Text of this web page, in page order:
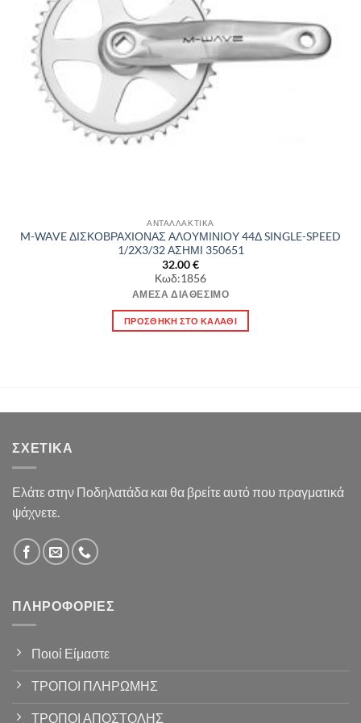
ΑΝΤΑΛΛΑΚΤΙΚΑ
M-WAVE ΔΙΣΚΟΒΡΑΧΙΟΝΑΣ ΑΛΟΥΜΙΝΙΟΥ 44Δ SINGLE-SPEED
1/2X3/32 ΑΣΗΜΙ 350651
32.00€
Κωδ:1856
ΆΜΕΣΑ ΔΙΑΘΈΣΙΜΟ
ΠΡΟΣΘΉΚΗ ΣΤΟ ΚΑΛΆΘΙ
ΣΧΕΤΙΚΆ
Ελάτε στην Ποδηλατάδα και θα βρείτε αυτό που πραγματικά
ψάχνετε.
ΠΛΗΡΟΦΟΡΊΕΣ
Ποιοί Είμαστε
ΤΡΟΠΟΙ ΠΛΗΡΩΜΗΣ
ΤΡΟΠΟΙ ΑΠΟΣΤΟΛΗΣ